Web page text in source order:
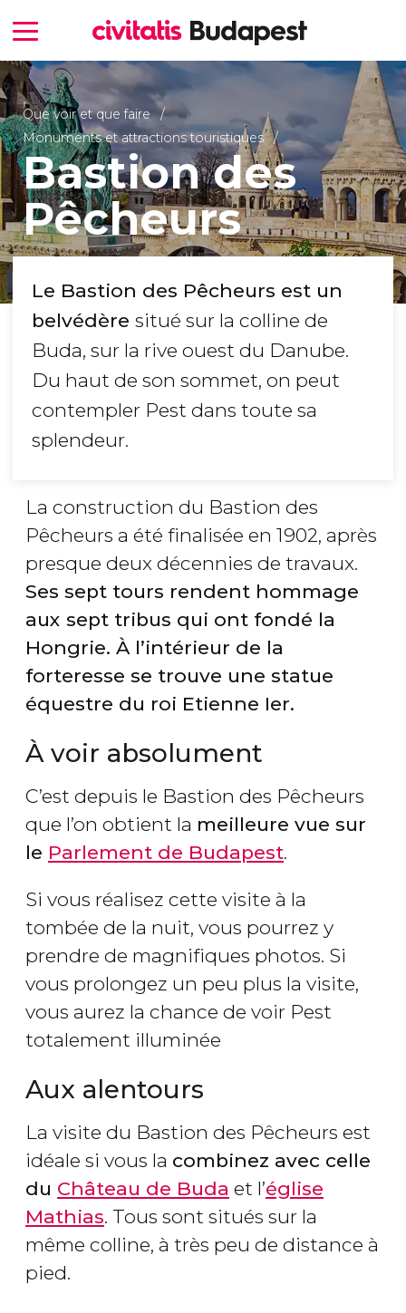
Que voir et que faire
Monuments et attractions touristiques
Bastion des
Pêcheurs
Le Bastion des Pêcheurs est un
belvédère situé sur la colline de
Buda, sur la rive ouest du Danube.
Du haut de son sommet, on peut
contempler Pest dans toute sa
splendeur.
La construction du Bastion des
Pêcheurs a été finalisée en 1902, après
presque deux décennies de travaux.
Ses sept tours rendent hommage
aux sept tribus qui ont fondé la
Hongrie. À l’intérieur de la
forteresse se trouve une statue
équestre du roi Etienne Ier.
À voir absolument
C’est depuis le Bastion des Pêcheurs
que l’on obtient la meilleure vue sur
le Parlement de Budapest.
Si vous réalisez cette visite à la
tombée de la nuit, vous pourrez y
prendre de magnifiques photos. Si
vous prolongez un peu plus la visite,
vous aurez la chance de voir Pest
totalement illuminée
Aux alentours
La visite du Bastion des Pêcheurs est
idéale si vous la combinez avec celle
du Château de Buda et l’église
Mathias. Tous sont situés sur la
même colline, à très peu de distance à
pied.